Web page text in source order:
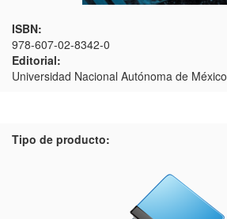
ISBN:
978-607-02-8342-0
Editorial:
Universidad Nacional Autónoma de México
Tipo de producto: